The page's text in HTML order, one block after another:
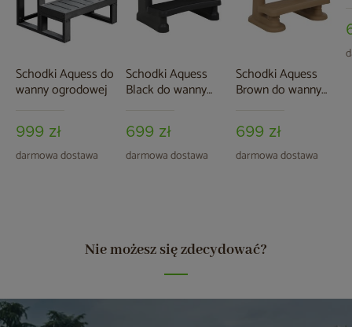
Schodki Aquess do
wanny ogrodowej
999 zł
darmowa dostawa
Schodki Aquess
Black do wanny
699 zł
darmowa dostawa
Schodki Aquess
Brown do wanny
699 zł
darmowa dostawa
Nie możesz się zdecydować?